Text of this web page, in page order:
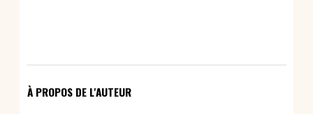
À PROPOS DE L'AUTEUR